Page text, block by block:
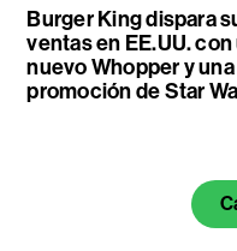
Burger King dispara
ventas en EE.UU. con
nuevo Whopper y una
promoción de Star